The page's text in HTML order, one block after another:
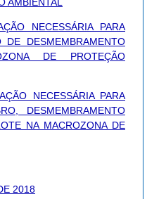
NECESSÁRIA PARA
DE DESMEMBRAMENTO
DE PROTEÇÃO
NECESSÁRIA PARA
DESMEMBRAMENTO
NA MACROZONA DE
2018